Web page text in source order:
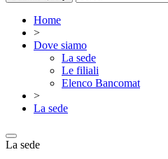
Home
>
Dove siamo
La sede
Le filiali
Elenco Bancomat
>
La sede
La sede